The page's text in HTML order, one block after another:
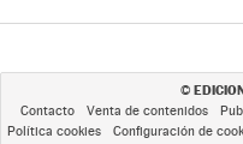
©
Contacto Venta de contenidos
Política cookies
Configuración de